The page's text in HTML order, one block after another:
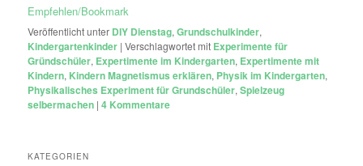
Empfehlen/Bookmark
Veröffentlicht unter DIY Dienstag,Grundschulkinder,
Kindergartenkinder |Verschlagwortet mit Experimente für
Gründschüler, Expertimente im Kindergarten, Expertimente mit
Kindern, Kindern Magnetismus erklären, Physik im Kindergarten,
Physikalisches Experiment für Grundschüler,Spielzeug
selbermachen |4 Kommentare
KATEGORIEN